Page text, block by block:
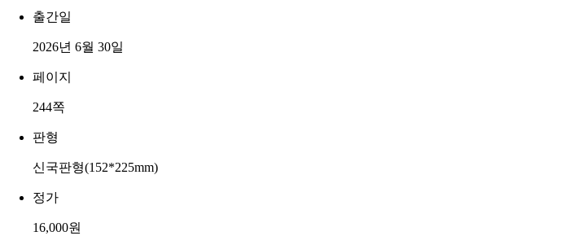
출간일
2026년 6월 30일
페이지
244쪽
판형
신국판형(152*225mm)
정가
16,000원